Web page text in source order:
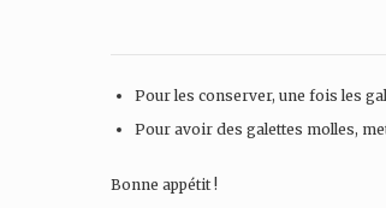
Pour les conserver, une fois les
Pour avoir des galettes molles,
Bonne appétit !